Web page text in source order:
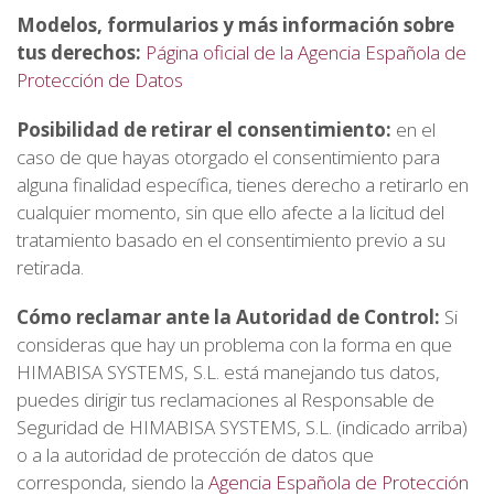
Modelos, formularios y más información sobre
tus derechos: Página oficial de la Agencia Española de
Protección de Datos
Posibilidad de retirar el consentimiento: en el
caso de que hayas otorgado el consentimiento para
alguna finalidad específica, tienes derecho a retirarlo en
cualquier momento, sin que ello afecte a la licitud del
tratamiento basado en el consentimiento previo a su
retirada.
Cómo reclamar ante la Autoridad de Control: Si
consideras que hay un problema con la forma en que
HIMABISA SYSTEMS, S.L. está manejando tus datos,
puedes dirigir tus reclamaciones al Responsable de
Seguridad de HIMABISA SYSTEMS, S.L. (indicado arriba)
o a la autoridad de protección de datos que
corresponda, siendo la Agencia Española de Protección